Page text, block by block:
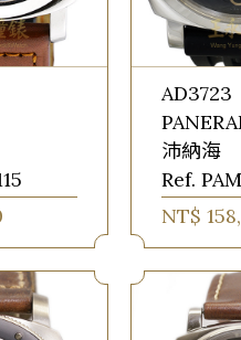
AD3723
沛納海
Ref.
NT$